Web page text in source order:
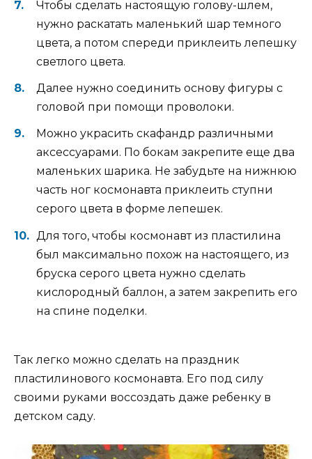
Чтобы сделать настоящую голову-шлем,
нужно раскатать маленький шар темного
цвета, а потом спереди приклеить лепешку
светлого цвета.
Далее нужно соединить основу фигуры с
головой при помощи проволоки.
Можно украсить скафандр различными
аксессуарами. По бокам закрепите еще два
маленьких шарика. Не забудьте на нижнюю
часть ног космонавта приклеить ступни
серого цвета в форме лепешек.
Для того, чтобы космонавт из пластилина
был максимально похож на настоящего, из
бруска серого цвета нужно сделать
кислородный баллон, а затем закрепить его
на спине поделки.
Так легко можно сделать на праздник
пластилинового космонавта. Его под силу
своими руками воссоздать даже ребенку в
детском саду.